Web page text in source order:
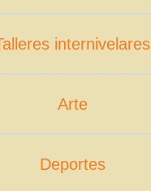
internivelares
Arte
Deportes